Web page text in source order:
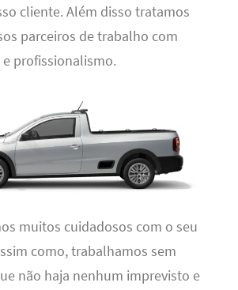
cliente. Além disso tratamos
parceiros de trabalho com
profissionalismo.
muitos cuidadosos com o seu
como, trabalhamos sem
não haja nenhum imprevisto e